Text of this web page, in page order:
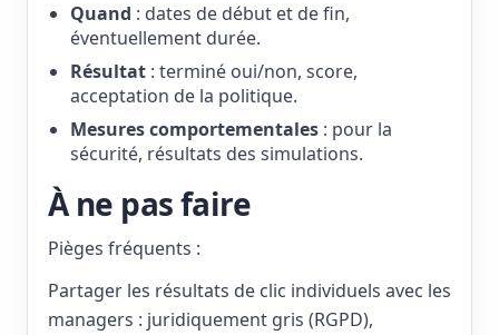
Quand : dates de début et de fin,
éventuellement durée.
Résultat : terminé oui/non, score,
acceptation de la politique.
Mesures comportementales : pour la
sécurité, résultats des simulations.
À ne pas faire
Pièges fréquents :
Partager les résultats de clic individuels avec les
managers : juridiquement gris (RGPD),